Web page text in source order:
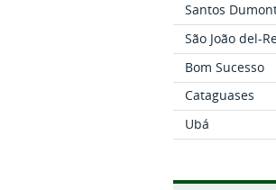
Santos
São João del-
Bom Sucesso
Cataguases
Ubá